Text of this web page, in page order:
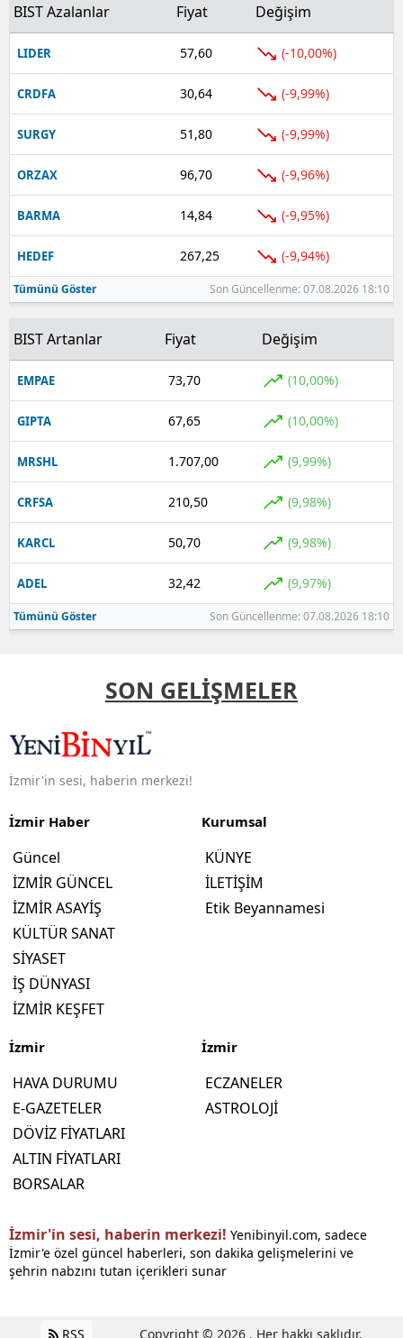
BIST Azalanlar Fiyat Değişim
LIDER 57,60 (-10,00%)
CRDFA 30,64 (-9,99%)
SURGY 51,80 (-9,99%)
ORZAX 96,70 (-9,96%)
BARMA 14,84 (-9,95%)
HEDEF 267,25 (-9,94%)
Tümünü Göster Son Güncellenme: 07.08.2026 18:10
BIST Artanlar Fiyat Değişim
EMPAE 73,70 (10,00%)
GIPTA 67,65 (10,00%)
MRSHL 1.707,00 (9,99%)
CRFSA 210,50 (9,98%)
KARCL 50,70 (9,98%)
ADEL 32,42 (9,97%)
Tümünü Göster Son Güncellenme: 07.08.2026 18:10
SON GELİŞMELER
İzmir'in sesi, haberin merkezi!
İzmir Haber
Güncel
İZMİR GÜNCEL
İZMİR ASAYİŞ
KÜLTÜR SANAT
SİYASET
İŞ DÜNYASI
İZMİR KEŞFET
Kurumsal
KÜNYE
İLETİŞİM
Etik Beyannamesi
İzmir
HAVA DURUMU
E-GAZETELER
DÖVİZ FİYATLARI
ALTIN FİYATLARI
BORSALAR
İzmir
ECZANELER
ASTROLOJİ
İzmir'in sesi, haberin merkezi! Yenibinyil.com, sadece
İzmir'e özel güncel haberleri, son dakika gelişmelerini ve
şehrin nabzını tutan içerikleri sunar
RSS Copyright © 2026 . Her hakkı saklıdır.